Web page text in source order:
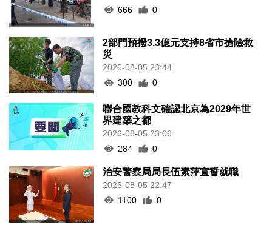
666 0
2部門預撥3.3億元支持8省市搶險救
災
2026-08-05 23:44
300
0
聯合國教科文確認北京為2029年世
界建築之都
2026-08-05 23:06
284
0
治安警察局局長伍素萍宣誓就職
2026-08-05 22:47
1100
0